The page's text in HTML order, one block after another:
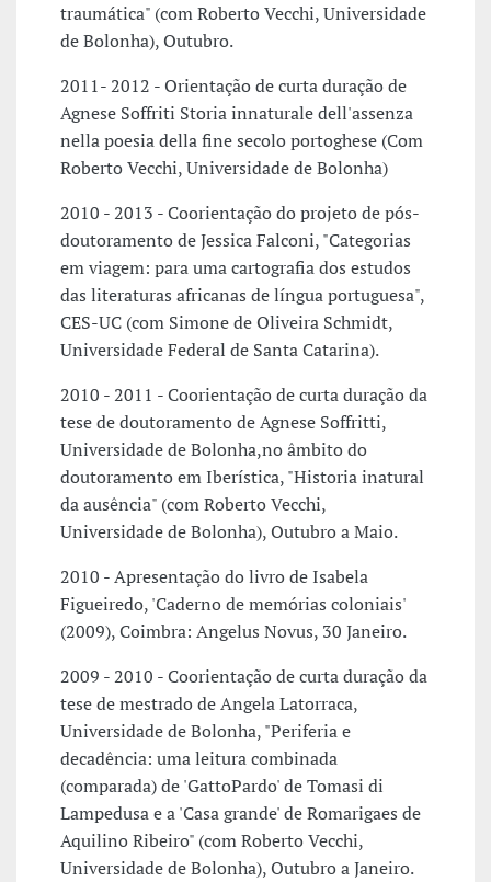
traumática" (com Roberto Vecchi, Universidade
de Bolonha), Outubro.
2011- 2012 - Orientação de curta duração de
Agnese Soffriti Storia innaturale dell'assenza
nella poesia della fine secolo portoghese (Com
Roberto Vecchi, Universidade de Bolonha)
2010 - 2013 - Coorientação do projeto de pós-
doutoramento de Jessica Falconi, "Categorias
em viagem: para uma cartografia dos estudos
das literaturas africanas de língua portuguesa",
CES-UC (com Simone de Oliveira Schmidt,
Universidade Federal de Santa Catarina).
2010 - 2011 - Coorientação de curta duração da
tese de doutoramento de Agnese Soffritti,
Universidade de Bolonha,no âmbito do
doutoramento em Iberística, "Historia inatural
da ausência" (com Roberto Vecchi,
Universidade de Bolonha), Outubro a Maio.
2010 - Apresentação do livro de Isabela
Figueiredo, 'Caderno de memórias coloniais'
(2009), Coimbra: Angelus Novus, 30 Janeiro.
2009 - 2010 - Coorientação de curta duração da
tese de mestrado de Angela Latorraca,
Universidade de Bolonha, "Periferia e
decadência: uma leitura combinada
(comparada) de 'GattoPardo' de Tomasi di
Lampedusa e a 'Casa grande' de Romarigaes de
Aquilino Ribeiro" (com Roberto Vecchi,
Universidade de Bolonha), Outubro a Janeiro.